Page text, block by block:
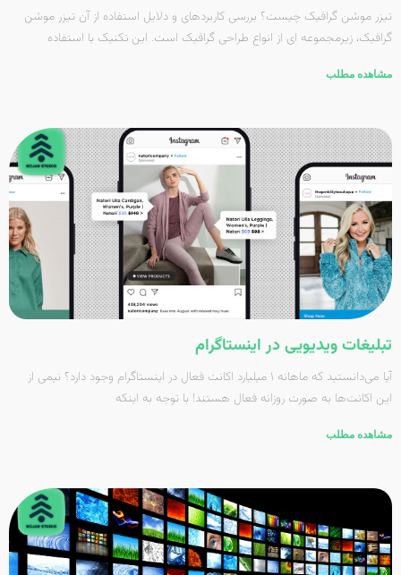
تیزر موشن گرافیک چیست؟ بررسی کاربردهای و دلایل استفاده از آن تیزر موشن
گرافیک، زیرمجموعه ای از انواع طراحی گرافیک است. این تکنیک با استفاده
مشاهده مطلب
تبلیغات ویدیویی در اینستاگرام
آیا می‌دانستید که ماهانه ۱ میلیارد اکانت فعال در اینستاگرام وجود دارد؟ نیمی از
این اکانت‌ها به صورت روزانه فعال هستند! با توجه به اینکه
مشاهده مطلب